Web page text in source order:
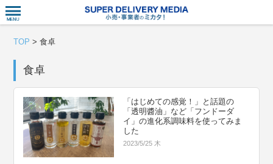
TOP >食卓
食卓
「はじめての感覚！」と話題の
「透明醬油」など「フンドーダ
イ」の進化系調味料を使ってみま
した
2023/5/25 木